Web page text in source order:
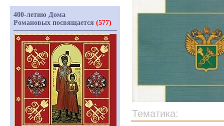
Тематика:
400-летию Дома
Романовых посвящается (577)